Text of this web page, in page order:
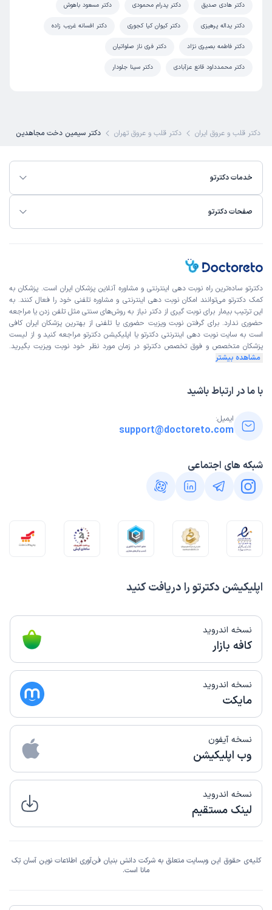
دکتر هادی صدیق دکتر پدرام محمودی دکتر مسعود باهوش
دکتر یداله پرهیزی دکتر کیوان کیا کجوری دکتر افسانه غریب زاده
دکتر فاطمه بصیری نژاد دکتر فری ناز صلواتیان
دکتر محمدداود قانع عزآبادی دکتر سینا جلودار
دکتر قلب و عروق ایران دکتر قلب و عروق تهران دکتر سیمین دخت مجاهدین
خدمات دکترتو
صفحات دکترتو
اپلیکیشن دکترتو را دریافت کنید
نسخه اندروید
کافه بازار
نسخه اندروید
مایکت
نسخه آیفون
وب اپلیکیشن
نسخه اندروید
لینک مستقیم
دکترتو ساده‌ترین راه نوبت‌ دهی اینترنتی و مشاوره آنلاین پزشکان ایران است. پزشکان به
کمک دکترتو می‌توانند امکان نوبت دهی اینترنتی و مشاوره تلفنی خود را فعال کنند. به
این ترتیب بیمار برای نوبت گیری از دکتر نیاز به روش‌های سنتی مثل تلفن زدن یا مراجعه
حضوری ندارد. برای گرفتن نوبت ویزیت حضوری یا تلفنی از بهترین پزشکان ایران کافی
است به سایت نوبت دهی اینترنتی دکترتو یا اپلیکیشن دکترتو مراجعه کنید و از لیست
پزشکان متخصص و فوق تخصص دکترتو در زمان مورد نظر خود نوبت ویزیت بگیرید.
مشاهده بیشتر
با ما در ارتباط باشید
ایمیل:
support@doctoreto.com
شبکه های اجتماعی
کلیه‌ی حقوق این وبسایت متعلق به شرکت دانش بنیان فن‌آوری اطلاعات نوین آسان تِک
مانا است.